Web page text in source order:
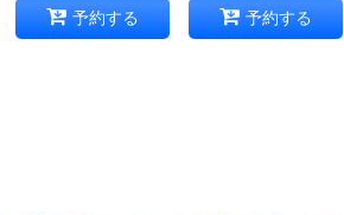
予約する 予約する